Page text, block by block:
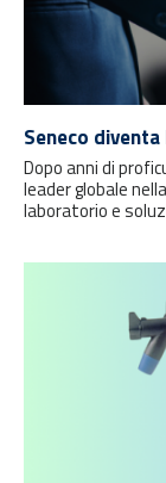
Seneco
Dopo anni di
leader globale
laboratorio e